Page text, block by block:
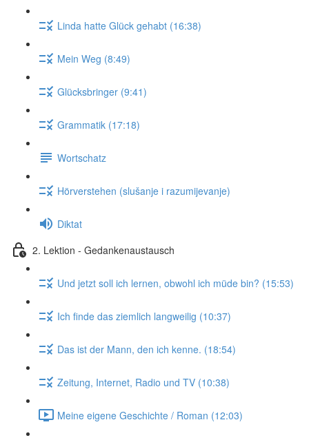
Linda hatte Glück gehabt (16:38)
Mein Weg (8:49)
Glücksbringer (9:41)
Grammatik (17:18)
Wortschatz
Hörverstehen (slušanje i razumijevanje)
Diktat
2. Lektion - Gedankenaustausch
Und jetzt soll ich lernen, obwohl ich müde bin? (15:53)
Ich finde das ziemlich langweilig (10:37)
Das ist der Mann, den ich kenne. (18:54)
Zeitung, Internet, Radio und TV (10:38)
Meine eigene Geschichte / Roman (12:03)